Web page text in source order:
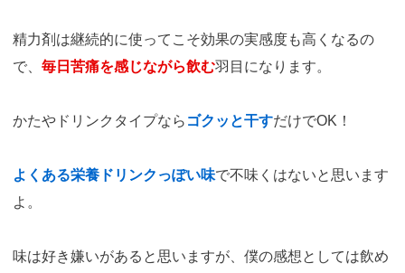
精力剤は継続的に使ってこそ効果の実感度も高くなるの
で、 毎日苦痛を感じながら飲む羽目になります。
かたやドリンクタイプなら ゴクッと干すだけでOK！
よくある栄養ドリンクっぽい味で不味くはないと思います
よ。
味は好き嫌いがあると思いますが、僕の感想としては飲め